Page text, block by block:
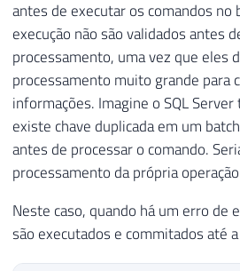
antes de executar os comandos no
execução não são validados antes
processamento, uma vez que eles
processamento muito grande para
informações. Imagine o SQL
existe chave duplicada em um
antes de processar o comando.
processamento da própria operação
Neste caso, quando há um erro de
são executados e commitados até